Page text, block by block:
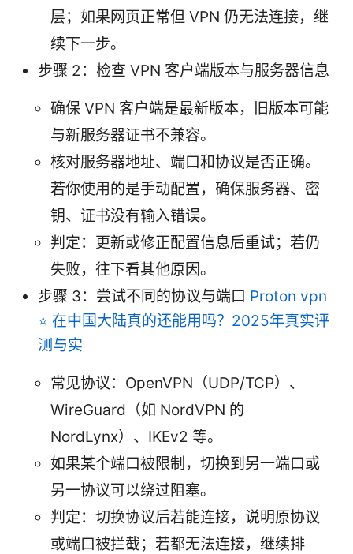
层；如果网页正常但 VPN 仍无法连接，继
续下一步。
步骤 2：检查 VPN 客户端版本与服务器信息
确保 VPN 客户端是最新版本，旧版本可能
与新服务器证书不兼容。
核对服务器地址、端口和协议是否正确。
若你使用的是手动配置，确保服务器、密
钥、证书没有输入错误。
判定：更新或修正配置信息后重试；若仍
失败，往下看其他原因。
步骤 3：尝试不同的协议与端口 Proton vpn
⭐ 在中国大陆真的还能用吗？2025年真实评
测与实
常见协议：OpenVPN（UDP/TCP）、
WireGuard（如 NordVPN 的
NordLynx）、IKEv2 等。
如果某个端口被限制，切换到另一端口或
另一协议可以绕过阻塞。
判定：切换协议后若能连接，说明原协议
或端口被拦截；若都无法连接，继续排